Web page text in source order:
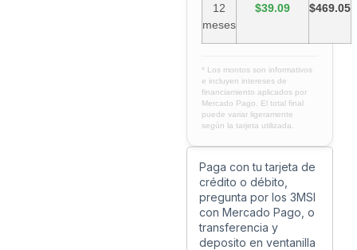
12
meses
$39.09 $469.05
* Los montos son informativos
e incluyen intereses de
financiamiento aplicados por
Mercado Pago. El total final
puede variar ligeramente
según la tarjeta utilizada.
Paga con tu tarjeta de
crédito o débito,
pregunta por los 3MSI
con Mercado Pago, o
transferencia y
deposito en ventanilla